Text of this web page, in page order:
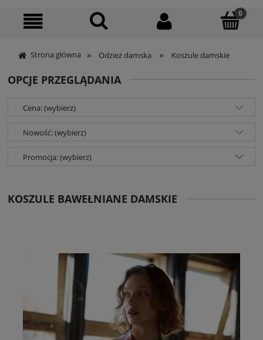
Strona główna » Odzież damska » Koszule damskie
OPCJE PRZEGLĄDANIA
Cena: (wybierz)
Nowość: (wybierz)
Promocja: (wybierz)
KOSZULE BAWEŁNIANE DAMSKIE